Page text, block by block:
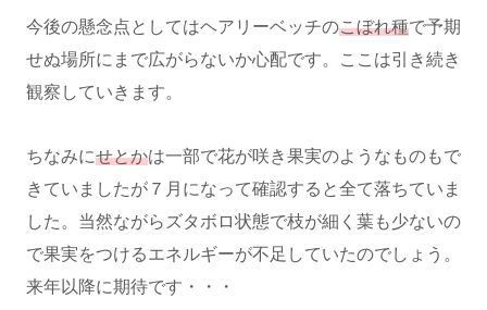
今後の懸念点としてはヘアリーベッチのこぼれ種で予期
せぬ場所にまで広がらないか心配です。ここは引き続き
観察していきます。
ちなみにせとかは一部で花が咲き果実のようなものもで
きていましたが７月になって確認すると全て落ちていま
した。当然ながらズタボロ状態で枝が細く葉も少ないの
で果実をつけるエネルギーが不足していたのでしょう。
来年以降に期待です・・・